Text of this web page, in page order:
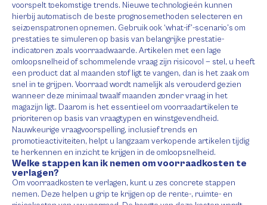
voorspelt toekomstige trends. Nieuwe technologieën kunnen
hierbij automatisch de beste prognosemethoden selecteren en
seizoenspatronen opnemen. Gebruik ook ‘what-if’-scenario’s om
prestaties te simuleren op basis van belangrijke prestatie-
indicatoren zoals voorraadwaarde. Artikelen met een lage
omloopsnelheid of schommelende vraag zijn risicovol — stel, u heeft
een product dat al maanden stof ligt te vangen, dan is het zaak om
snel in te grijpen. Voorraad wordt namelijk als verouderd gezien
wanneer deze minimaal twaalf maanden zonder vraag in het
magazijn ligt. Daarom is het essentieel om voorraadartikelen te
prioriteren op basis van vraagtypen en winstgevendheid.
Nauwkeurige vraagvoorspelling, inclusief trends en
promotieactiviteiten, helpt u langzaam verkopende artikelen tijdig
te herkennen en inzicht te krijgen in de omloopsnelheid.
Welke stappen kan ik nemen om voorraadkosten te
verlagen?
Om voorraadkosten te verlagen, kunt u zes concrete stappen
nemen. Deze helpen u grip te krijgen op de rente-, ruimte- en